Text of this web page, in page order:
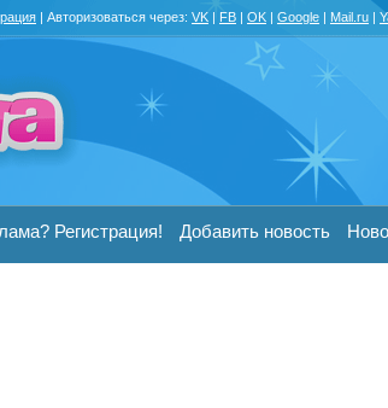
| Авторизоваться через: VK | FB | OK | Google | Mail.ru |
Регистрация! Добавить новость